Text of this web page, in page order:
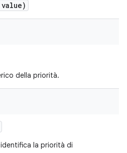
della priorità.
la priorità di